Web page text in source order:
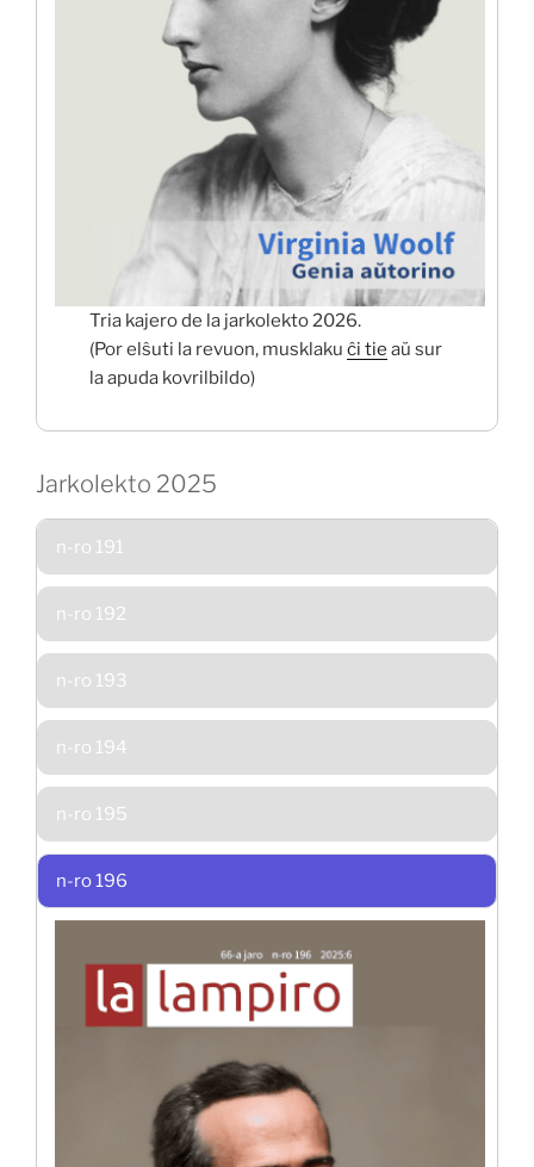
Tria kajero de la jarkolekto 2026.
(Por elŝuti la revuon, musklaku ĉi tie aŭ sur
la apuda kovrilbildo)
Jarkolekto 2025
n-ro 191
n-ro 192
n-ro 193
n-ro 194
n-ro 195
n-ro 196